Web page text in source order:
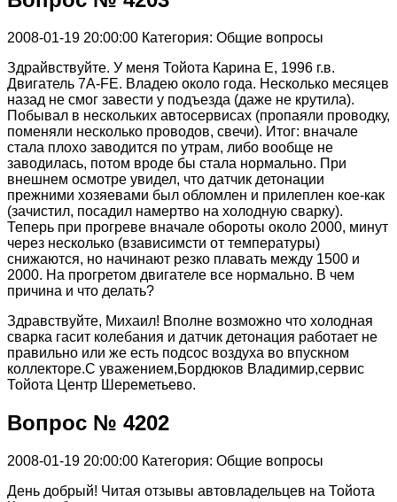
2008-01-19 20:00:00 Категория: Общие вопросы
Здрайвствуйте. У меня Тойота Карина Е, 1996 г.в.
Двигатель 7А-FE. Владею около года. Несколько месяцев
назад не смог завести у подъезда (даже не крутила).
Побывал в нескольких автосервисах (пропаяли проводку,
поменяли несколько проводов, свечи). Итог: вначале
стала плохо заводится по утрам, либо вообще не
заводилась, потом вроде бы стала нормально. При
внешнем осмотре увидел, что датчик детонации
прежними хозяевами был обломлен и прилеплен кое-как
(зачистил, посадил намертво на холодную сварку).
Теперь при прогреве вначале обороты около 2000, минут
через несколько (взависимсти от температуры)
снижаются, но начинают резко плавать между 1500 и
2000. На прогретом двигателе все нормально. В чем
причина и что делать?
Здравствуйте, Михаил! Вполне возможно что холодная
сварка гасит колебания и датчик детонация работает не
правильно или же есть подсос воздуха во впускном
коллекторе.С уважением,Бордюков Владимир,сервис
Тойота Центр Шереметьево.
Вопрос № 4202
2008-01-19 20:00:00 Категория: Общие вопросы
День добрый! Читая отзывы автовладельцев на Тойота